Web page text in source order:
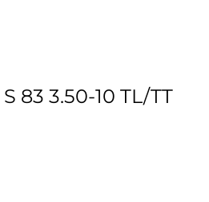
83 3.50-10 TL/TT